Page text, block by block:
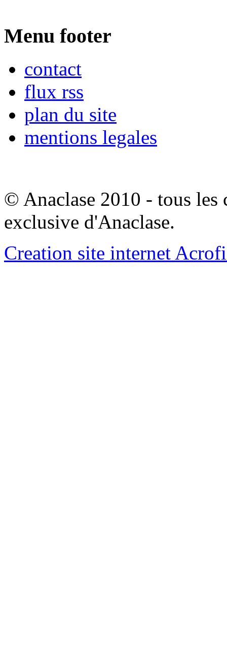
Menu footer
contact
flux rss
plan du site
mentions legales
© Anaclase 2010 - tous les
exclusive d'Anaclase.
Creation site internet